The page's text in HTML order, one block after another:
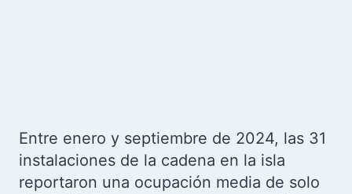
Entre enero y septiembre de 2024, las 31
instalaciones de la cadena en la isla
reportaron una ocupación media de solo